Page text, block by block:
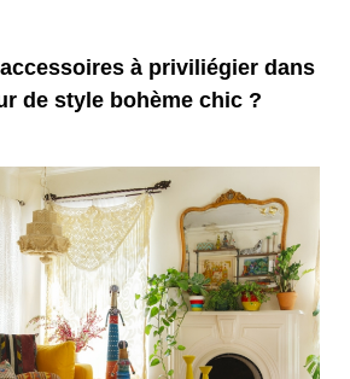
à priviliégier dans
de style bohème chic ?